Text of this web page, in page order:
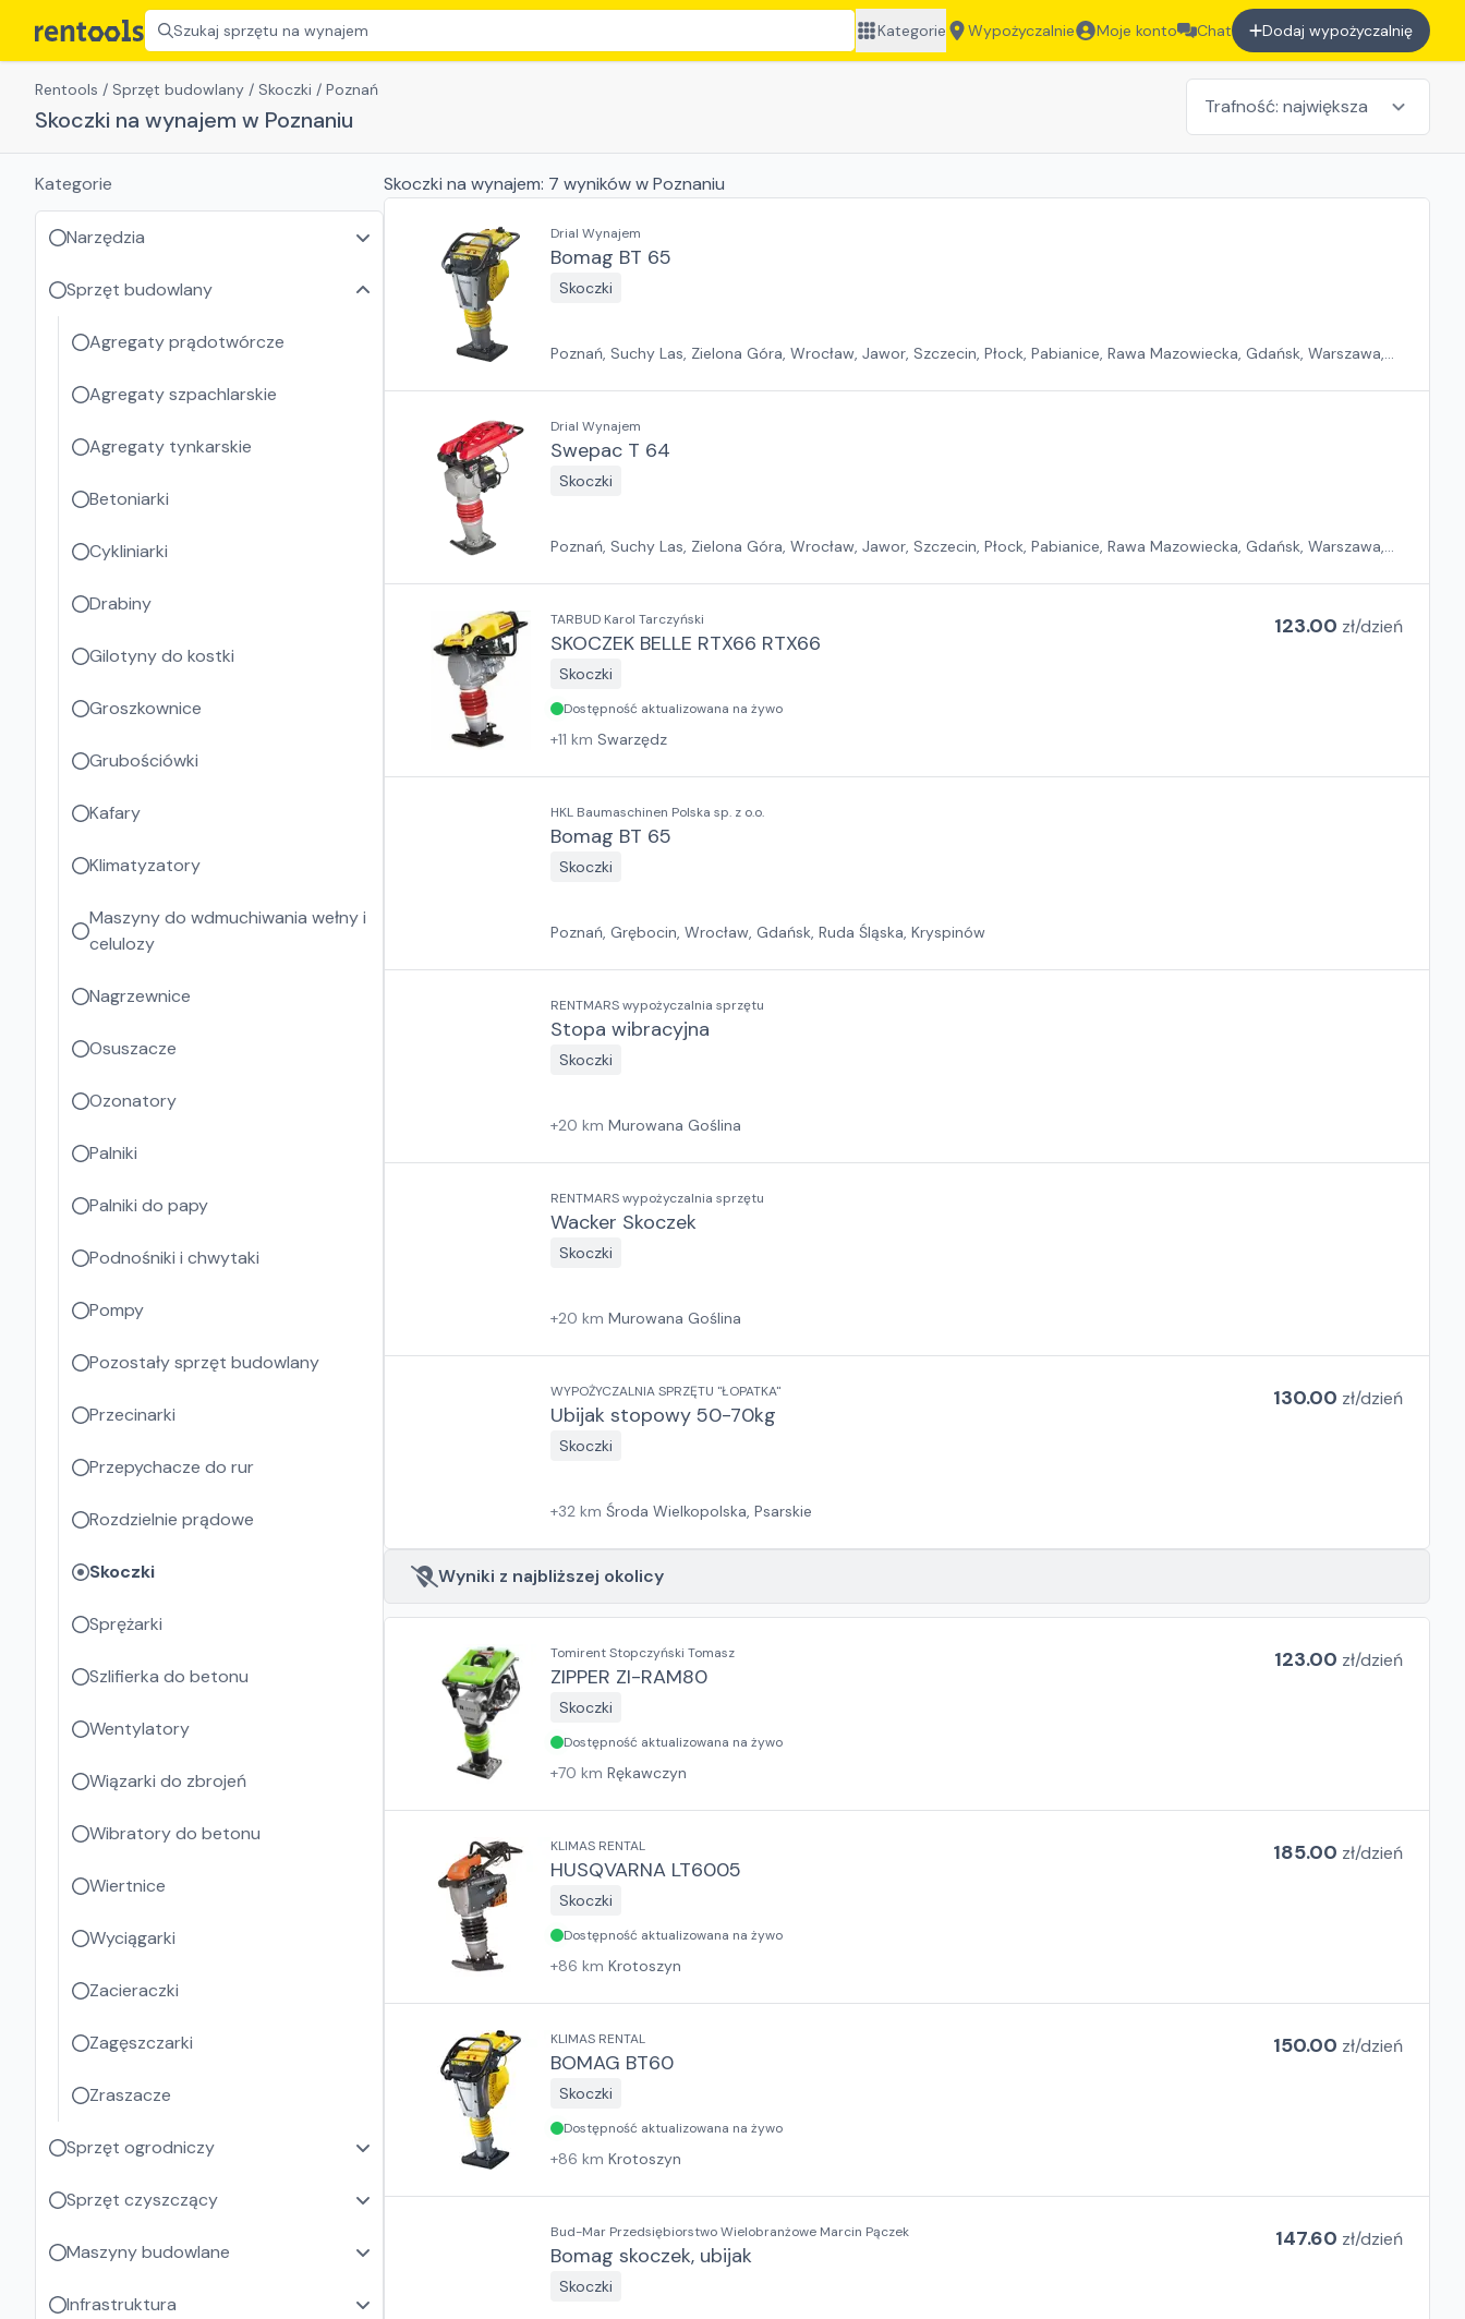
Szukaj sprzętu na wynajem Kategorie Wypożyczalnie Moje konto Chat Dodaj wypożyczalnię
Rentools / Sprzęt budowlany / Skoczki / Poznań
Skoczki na wynajem w Poznaniu
Skoczki na wynajem: 7 wynikóww Poznaniu
Drial Wynajem
Bomag BT 65
Skoczki
Poznań, Suchy Las, Zielona Góra, Wrocław, Jawor, Szczecin, Płock, Pabianice, Rawa Mazowiecka, Gdańsk, Warszawa,
Drial Wynajem
Swepac T 64
Skoczki
Poznań, Suchy Las, Zielona Góra, Wrocław, Jawor, Szczecin, Płock, Pabianice, Rawa Mazowiecka, Gdańsk, Warszawa,
TARBUD Karol Tarczyński
SKOCZEK BELLE RTX66 RTX66
Skoczki
123.00 zł/dzień
Dostępność aktualizowana na żywo
+11 km Swarzędz
HKL Baumaschinen Polska sp. z o.o.
Bomag BT 65
Skoczki
Poznań, Grębocin, Wrocław, Gdańsk, Ruda Śląska, Kryspinów
RENTMARS wypożyczalnia sprzętu
Stopa wibracyjna
Skoczki
+20 km Murowana Goślina
RENTMARS wypożyczalnia sprzętu
Wacker Skoczek
Skoczki
+20 km Murowana Goślina
WYPOŻYCZALNIA SPRZĘTU "ŁOPATKA"
Ubijak stopowy 50-70kg
Skoczki
130.00 zł/dzień
+32 km Środa Wielkopolska, Psarskie
Wyniki z najbliższej okolicy
Tomirent Stopczyński Tomasz
ZIPPER ZI-RAM80
Skoczki
123.00 zł/dzień
Dostępność aktualizowana na żywo
+70 km Rękawczyn
KLIMAS RENTAL
HUSQVARNA LT6005
Skoczki
185.00 zł/dzień
Dostępność aktualizowana na żywo
+86 km Krotoszyn
KLIMAS RENTAL
BOMAG BT60
Skoczki
150.00 zł/dzień
Dostępność aktualizowana na żywo
+86 km Krotoszyn
Bud-Mar Przedsiębiorstwo Wielobranżowe Marcin Pączek
Bomag skoczek, ubijak
Skoczki
147.60 zł/dzień
Kategorie
Narzędzia
Sprzęt budowlany
Agregaty prądotwórcze
Agregaty szpachlarskie
Agregaty tynkarskie
Betoniarki
Cykliniarki
Drabiny
Gilotyny do kostki
Groszkownice
Grubościówki
Kafary
Klimatyzatory
Maszyny do wdmuchiwania wełny i
celulozy
Nagrzewnice
Osuszacze
Ozonatory
Palniki
Palniki do papy
Podnośniki i chwytaki
Pompy
Pozostały sprzęt budowlany
Przecinarki
Przepychacze do rur
Rozdzielnie prądowe
Skoczki
Sprężarki
Szlifierka do betonu
Wentylatory
Wiązarki do zbrojeń
Wibratory do betonu
Wiertnice
Wyciągarki
Zacieraczki
Zagęszczarki
Zraszacze
Sprzęt ogrodniczy
Sprzęt czyszczący
Maszyny budowlane
Infrastruktura